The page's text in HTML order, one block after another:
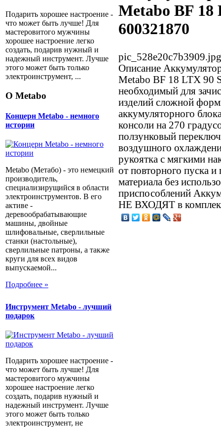
Подарить хорошее настроение -
что может быть лучше! Для
мастеровитого мужчины
хорошее настроение легко
создать, подарив нужный и
надежный инструмент. Лучше
этого может быть только
электроинструмент, ...
О Metabo
Концерн Metabo - немного
истории
Metabo (Метабо) - это немецкий
производитель,
специализирущийся в области
электроинструментов. В его
активе -
деревообрабатывающие
машины, двойные
шлифовальные, сверлильные
станки (настольные),
сверлильные патроны, а также
круги для всех видов
выпускаемой...
Подробнее »
Инструмент Metabo - лучший
подарок
Подарить хорошее настроение -
что может быть лучше! Для
мастеровитого мужчины
хорошее настроение легко
создать, подарив нужный и
надежный инструмент. Лучше
этого может быть только
электроинструмент, не
Metabo BF 18
600321870
pic_528e20c7b3909.jpg
Описание
Metabo BF 18 LTX 90
необходимый для
изделий сложной
аккумуляторного
консоли на 270
ползунковый
воздушного
рукоятка с мягкими
от повторного пуска и
материала без
приспособлений
НЕ ВХОДЯТ в